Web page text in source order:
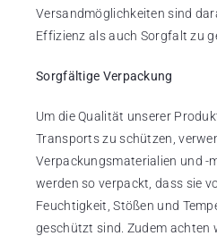
Versandmöglichkeiten sind
Effizienz als auch Sorgfalt zu
Sorgfältige Verpackung
Um die Qualität unserer
Transports zu schützen,
Verpackungsmaterialien und -
werden so verpackt, dass sie
Feuchtigkeit, Stößen und
geschützt sind. Zudem achten